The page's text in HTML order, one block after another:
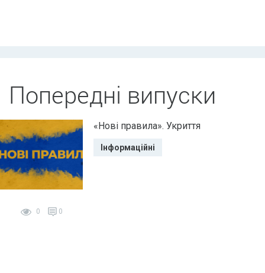
Попередні випуски
0 0
«Нові правила». Укриття
Інформаційні